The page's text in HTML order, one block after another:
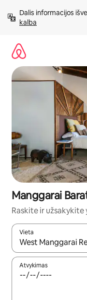
prie
turinio
Dalis informacijos
kalba
Manggarai
Raskite ir
Vieta
Kai pasirodys
Atvykimas